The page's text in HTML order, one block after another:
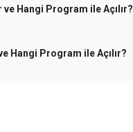
ve Hangi Program ile Açılır?
Hangi Program ile Açılır?